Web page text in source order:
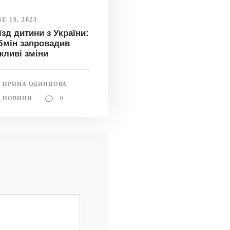
16, 2023
дитини з України:
запровадив
зміни
ИРИНА ОДИНЦОВА
НОВИНИ 0